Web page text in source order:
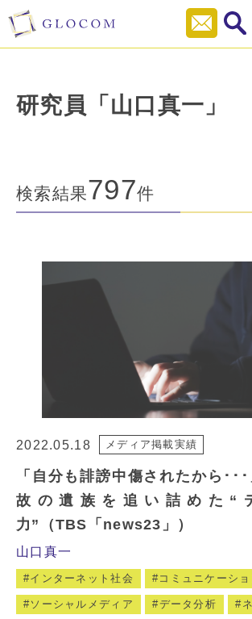
研究員「山口真一」
検索結果797件
2022.05.18 メディア掲載実績
「自分も誹謗中傷されたから･･
故の遺族を追い詰めた“
力”（TBS「news23」）
山口真一
インターネット社会 コミュニケーショ
ソーシャルメディア データ分析